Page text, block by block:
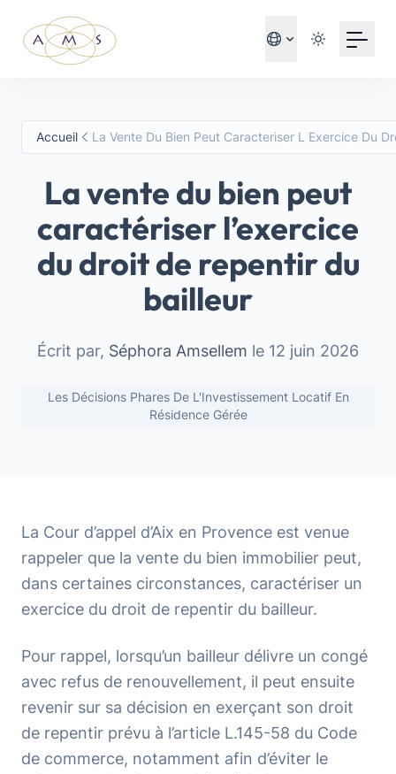
Accueil La Vente Du Bien Peut Caracteriser L Exercice Du
La vente du bien peut
caractériser l’exercice
du droit de repentir du
bailleur
Écrit par, Séphora Amsellem le 12 juin 2026
Les Décisions Phares De L'Investissement Locatif En
Résidence Gérée
La Cour d’appel d’Aix en Provence est venue
rappeler que la vente du bien immobilier peut,
dans certaines circonstances, caractériser un
exercice du droit de repentir du bailleur.
Pour rappel, lorsqu’un bailleur délivre un congé
avec refus de renouvellement, il peut ensuite
revenir sur sa décision en exerçant son droit
de repentir prévu à l’article L.145-58 du Code
de commerce, notamment afin d’éviter le
S'inscrire avec Google